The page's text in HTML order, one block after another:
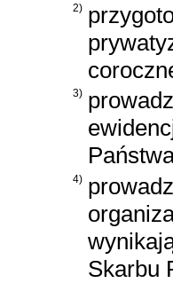
2)
3)
4)
Skarbu